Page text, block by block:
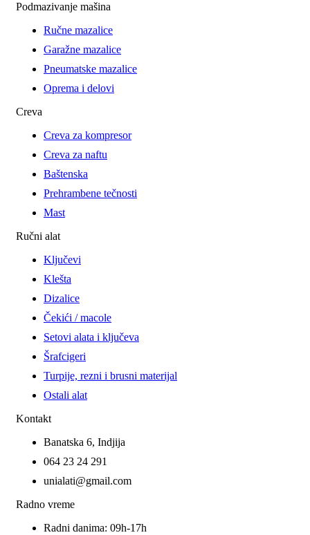
Podmazivanje mašina
Ručne mazalice
Garažne mazalice
Pneumatske mazalice
Oprema i delovi
Creva
Creva za kompresor
Creva za naftu
Baštenska
Prehrambene tečnosti
Mast
Ručni alat
Ključevi
Klešta
Dizalice
Čekići / macole
Setovi alata i ključeva
Šrafcigeri
Turpije, rezni i brusni materijal
Ostali alat
Kontakt
Banatska 6, Indjija
064 23 24 291
unialati@gmail.com
Radno vreme
Radni danima: 09h-17h